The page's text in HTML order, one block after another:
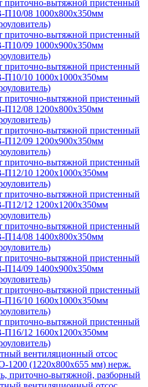
приточно-вытяжной пристенный
08 1000х800х350мм
приточно-вытяжной пристенный
09 1000х900х350мм
приточно-вытяжной пристенный
10 1000х1000х350мм
приточно-вытяжной пристенный
08 1200х800х350мм
приточно-вытяжной пристенный
09 1200х900х350мм
приточно-вытяжной пристенный
10 1200х1000х350мм
приточно-вытяжной пристенный
12 1200х1200х350мм
приточно-вытяжной пристенный
08 1400х800х350мм
приточно-вытяжной пристенный
09 1400х900х350мм
приточно-вытяжной пристенный
10 1600х1000х350мм
приточно-вытяжной пристенный
12 1600х1200х350мм
вентиляционный отсос
1200 (1220х800х655 мм) нерж.
приточно-вытяжной, разборный